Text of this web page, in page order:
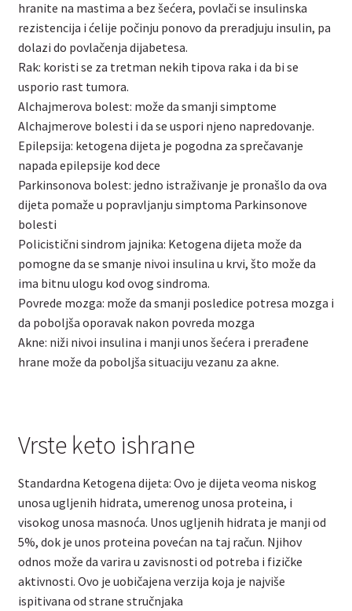
hranite na mastima a bez šećera, povlači se insulinska
rezistencija i ćelije počinju ponovo da preradjuju insulin, pa
dolazi do povlačenja dijabetesa.
Rak: koristi se za tretman nekih tipova raka i da bi se
usporio rast tumora.
Alchajmerova bolest: može da smanji simptome
Alchajmerove bolesti i da se uspori njeno napredovanje.
Epilepsija: ketogena dijeta je pogodna za sprečavanje
napada epilepsije kod dece
Parkinsonova bolest: jedno istraživanje je pronašlo da ova
dijeta pomaže u popravljanju simptoma Parkinsonove
bolesti
Policistični sindrom jajnika: Ketogena dijeta može da
pomogne da se smanje nivoi insulina u krvi, što može da
ima bitnu ulogu kod ovog sindroma.
Povrede mozga: može da smanji posledice potresa mozga i
da poboljša oporavak nakon povreda mozga
Akne: niži nivoi insulina i manji unos šećera i prerađene
hrane može da poboljša situaciju vezanu za akne.
Vrste keto ishrane
Standardna Ketogena dijeta: Ovo je dijeta veoma niskog
unosa ugljenih hidrata, umerenog unosa proteina, i
visokog unosa masnoća. Unos ugljenih hidrata je manji od
5%, dok je unos proteina povećan na taj račun. Njihov
odnos može da varira u zavisnosti od potreba i fizičke
aktivnosti. Ovo je uobičajena verzija koja je najviše
ispitivana od strane stručnjaka